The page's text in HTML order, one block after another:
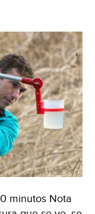
emergencia
ambiental
(La
Jornada
del
Campo)
minutos Nota